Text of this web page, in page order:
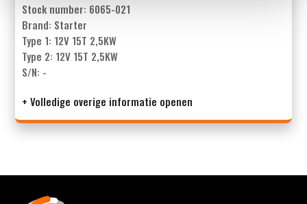
Stock number: 6065-021
Brand: Starter
Type 1: 12V 15T 2,5KW
Type 2: 12V 15T 2,5KW
S/N: -
+ Volledige overige informatie openen